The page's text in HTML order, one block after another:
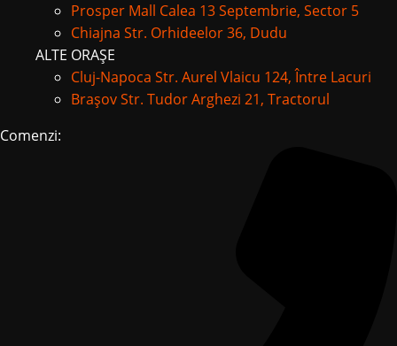
Prosper Mall Calea 13 Septembrie, Sector 5
Chiajna Str. Orhideelor 36, Dudu
ALTE ORAȘE
Cluj-Napoca Str. Aurel Vlaicu 124, Între Lacuri
BrașovStr. Tudor Arghezi 21, Tractorul
Comenzi: